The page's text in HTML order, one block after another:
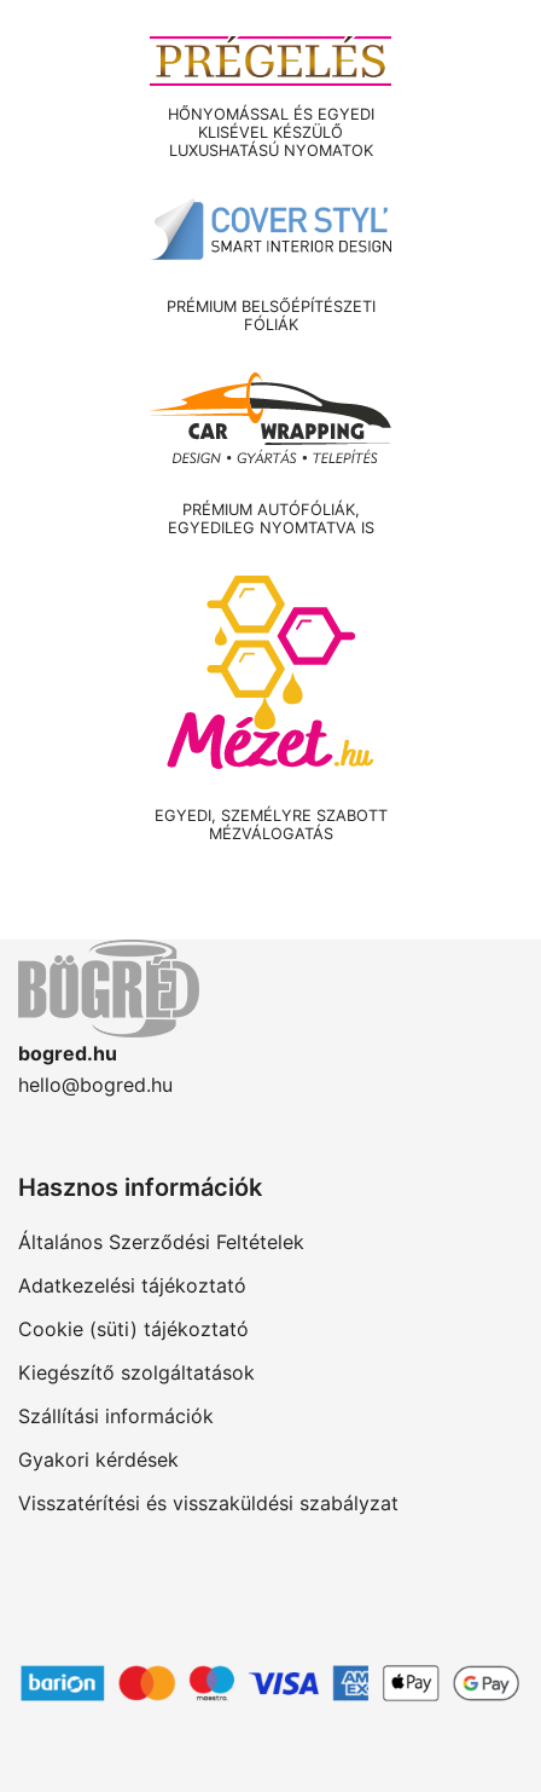
HŐNYOMÁSSAL ÉS EGYEDI
KLISÉVEL KÉSZÜLŐ
LUXUSHATÁSÚ NYOMATOK
PRÉMIUM BELSŐÉPÍTÉSZETI
FÓLIÁK
PRÉMIUM AUTÓFÓLIÁK,
EGYEDILEG NYOMTATVA IS
EGYEDI, SZEMÉLYRE SZABOTT
MÉZVÁLOGATÁS
bogred.hu
hello@bogred.hu
Hasznos információk
Általános Szerződési Feltételek
Adatkezelési tájékoztató
Cookie (süti) tájékoztató
Kiegészítő szolgáltatások
Szállítási információk
Gyakori kérdések
Visszatérítési és visszaküldési szabályzat